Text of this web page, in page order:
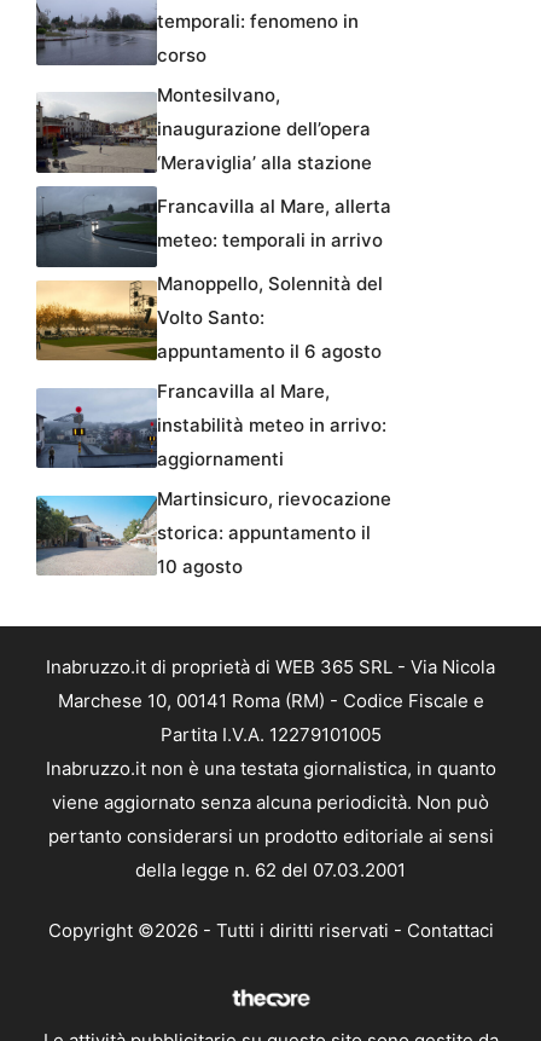
temporali: fenomeno in
corso
Montesilvano,
inaugurazione dell’opera
‘Meraviglia’ alla stazione
Francavilla al Mare, allerta
meteo: temporali in arrivo
Manoppello, Solennità del
Volto Santo:
appuntamento il 6 agosto
Francavilla al Mare,
instabilità meteo in arrivo:
aggiornamenti
Martinsicuro, rievocazione
storica: appuntamento il
10 agosto
Inabruzzo.it di proprietà di WEB 365 SRL - Via Nicola
Marchese 10, 00141 Roma (RM) - Codice Fiscale e
Partita I.V.A. 12279101005
Inabruzzo.it non è una testata giornalistica, in quanto
viene aggiornato senza alcuna periodicità. Non può
pertanto considerarsi un prodotto editoriale ai sensi
della legge n. 62 del 07.03.2001
Copyright ©2026 - Tutti i diritti riservati - Contattaci